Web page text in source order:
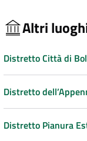
Altri
Distretto Città di
Distretto
Distretto Pianura